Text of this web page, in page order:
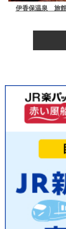
伊香保温泉 旅